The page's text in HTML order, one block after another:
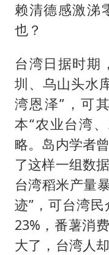
赖清德感激涕
也？
台湾日据时期
圳、乌山头水
湾恩泽”，可
本“农业台湾
略。岛内学者
了这样一组数
台湾稻米产量
迹”，可台湾
23%，番薯消
大了，台湾人